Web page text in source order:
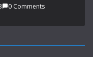
0 Comments